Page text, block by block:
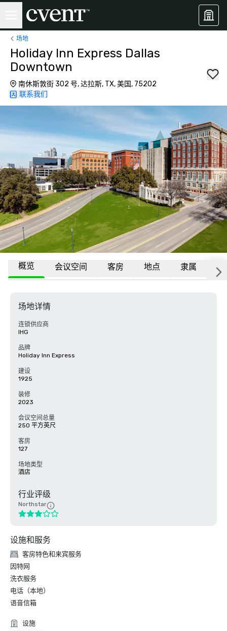
场地
Holiday Inn Express Dallas
Downtown
南休斯敦街 302 号, 达拉斯, TX, 美国, 75202
联系我们
概览 会议空间 客房 地点 隶属 更
场地详情
连锁供应商
IHG
品牌
Holiday Inn Express
建设
1925
装修
2023
会议空间总量
250 平方英尺
客房
127
场地类型
酒店
行业评级
Northstar
设施和服务
客房特色和来宾服务
因特网
洗衣服务
电话（本地）
语音信箱
设施